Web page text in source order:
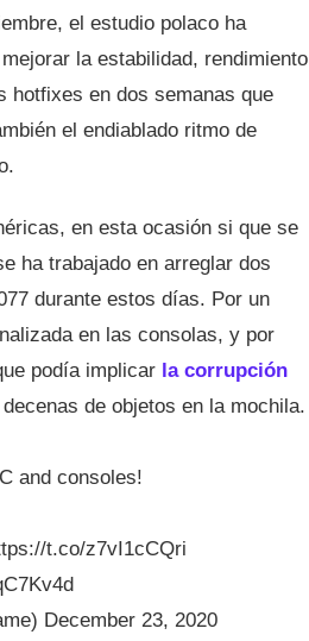
el estudio polaco ha
la estabilidad, rendimiento
hotfixes en dos semanas que
el endiablado ritmo de
en esta ocasión si que se
ha trabajado en arreglar dos
durante estos días. Por un
en las consolas, y por
podía implicar la corrupción
de objetos en la mochila.
and consoles!
t.co/z7vI1cCQri
December 23, 2020